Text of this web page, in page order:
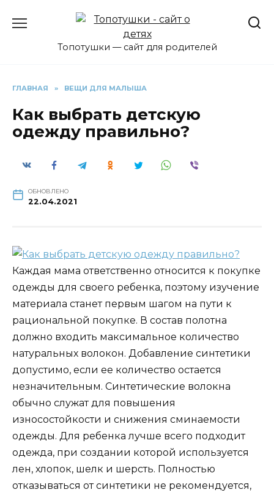
Топотушки — сайт для родителей
ГЛАВНАЯ » ВЕЩИ ДЛЯ МАЛЫША
Как выбрать детскую
одежду правильно?
ОБНОВЛЕНО
22.04.2021
Каждая мама ответственно относится к покупке
одежды для своего ребенка, поэтому изучение
материала станет первым шагом на пути к
рациональной покупке. В состав полотна
должно входить максимальное количество
натуральных волокон. Добавление синтетики
допустимо, если ее количество остается
незначительным. Синтетические волокна
обычно служат для повышения
износостойкости и снижения сминаемости
одежды. Для ребенка лучше всего подходит
одежда, при создании которой используется
лен, хлопок, шелк и шерсть. Полностью
отказываться от синтетики не рекомендуется,